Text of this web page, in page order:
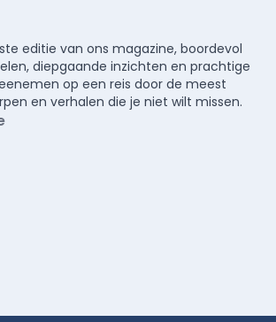
editie van ons magazine, boordevol
diepgaande inzichten en prachtige
op een reis door de meest
en verhalen die je niet wilt missen.